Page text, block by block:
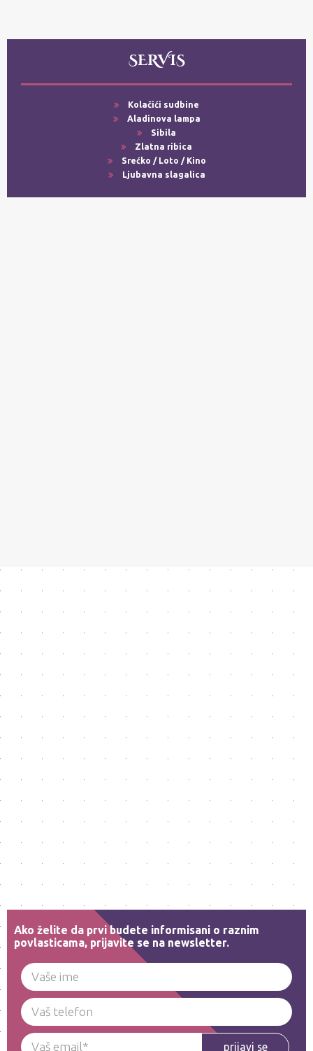
SERVIS
Kolačići sudbine
Aladinova lampa
Sibila
Zlatna ribica
Srećko / Loto / Kino
Ljubavna slagalica
Ako želite da prvi budete informisani o raznim
povlasticama, prijavite se na newsletter.
prijavi se